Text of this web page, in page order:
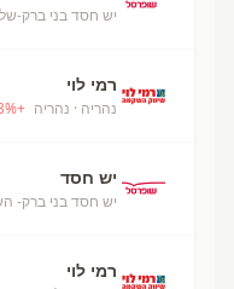
יש חסד בני ברק-
רמי לוי
נהריה · נהריה +
%
יש חסד
יש חסד בני ברק-
רמי לוי